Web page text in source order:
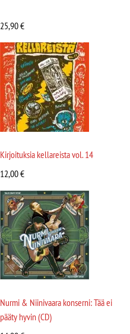
25,90€
Kirjoituksia kellareista vol. 14
12,00€
Nurmi & Niinivaara konserni: Tää ei
pääty hyvin (CD)